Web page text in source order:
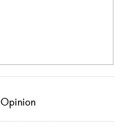
Opinion